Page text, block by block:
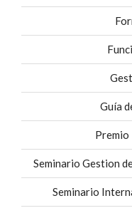
Guía
Seminario Gestion
Seminario